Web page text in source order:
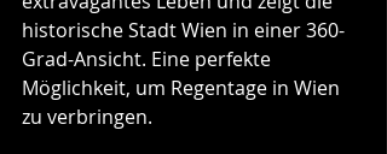
historische Stadt Wien in einer 360-
Grad-Ansicht. Eine perfekte
Möglichkeit, um Regentage in Wien
zu verbringen.